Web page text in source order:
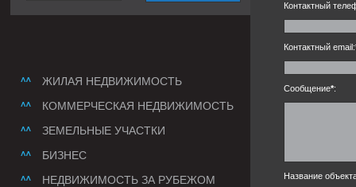
ЖИЛАЯ НЕДВИЖИМОСТЬ
КОММЕРЧЕСКАЯ НЕДВИЖИМОСТЬ
ЗЕМЕЛЬНЫЕ УЧАСТКИ
БИЗНЕС
НЕДВИЖИМОСТЬ ЗА РУБЕЖОМ
Контактный
Контактный email:
Сообщение*:
Название